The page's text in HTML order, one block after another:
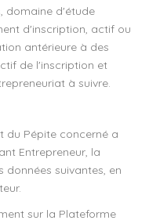
domaine d'étude
d'inscription, actif ou
antérieure à des
de l'inscription et
à suivre.
du Pépite concerné a
Entrepreneur, la
données suivantes, en
sur la Plateforme